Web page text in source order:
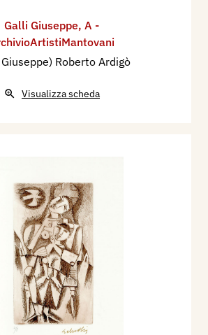
Galli Giuseppe, A -
Roberto Ardigò
Visualizza scheda